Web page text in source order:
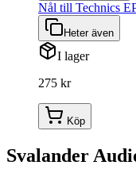
Nål till Technics
Heter även
I lager
275 kr
Köp
Svalander